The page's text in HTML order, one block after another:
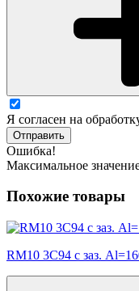
Я согласен на
Отправить
Ошибка!
Максимальное
Похожие товары
RM10 3C94 с заз.